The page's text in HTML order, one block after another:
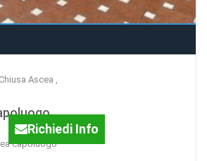
Ascea ,
capoluogo
Richiedi Info